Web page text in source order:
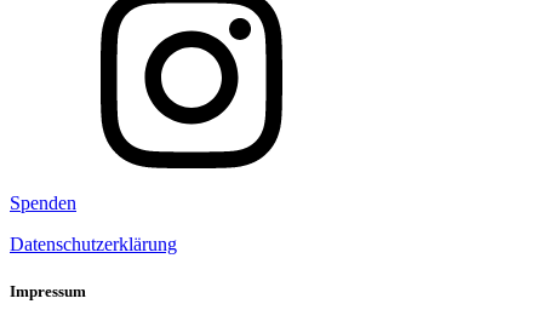
Spenden
Datenschutzerklärung
Impressum